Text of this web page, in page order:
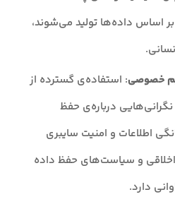
داده‌ها تولید می‌شوند،
خصوصی: استفاده‌ی گسترده از
درباره‌ی حفظ
اطلاعات و امنیت سایبری
اخلاقی و سیاست‌های حفظ داده
دارد.